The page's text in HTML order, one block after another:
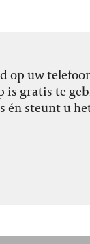
op uw
is gratis te
steunt u